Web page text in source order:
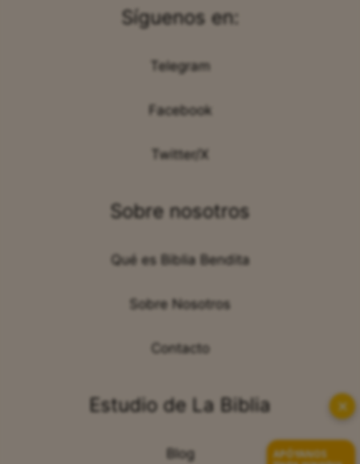
Síguenos en:
Telegram
Facebook
Twitter/X
Sobre nosotros
Qué es Biblia Bendita
Sobre Nosotros
Contacto
Estudio de La Biblia
Blog
✕
APÓYANOS